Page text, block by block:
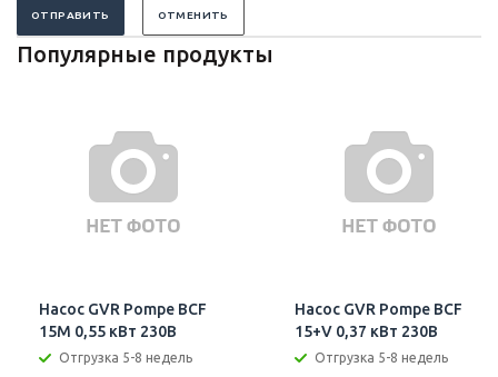
ОТПРАВИТЬ ОТМЕНИТЬ
Популярные продукты
Насос GVR Pompe BCF
15M 0,55 кВт 230В
Отгрузка 5-8 недель
Насос GVR Pompe BCF
15+V 0,37 кВт 230В
Отгрузка 5-8 недель